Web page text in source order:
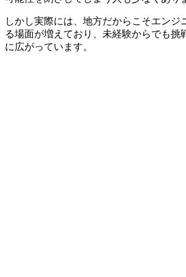
しかし実際には、 地方だからこそエンジ
る場面が増えており
、未経験からでも
に広がっています。